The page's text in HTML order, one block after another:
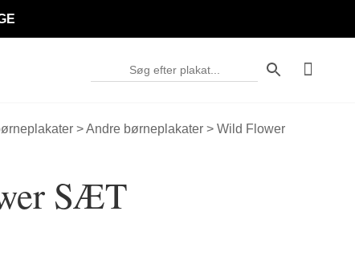
>Andre børneplakater > Wild Flower
SÆT